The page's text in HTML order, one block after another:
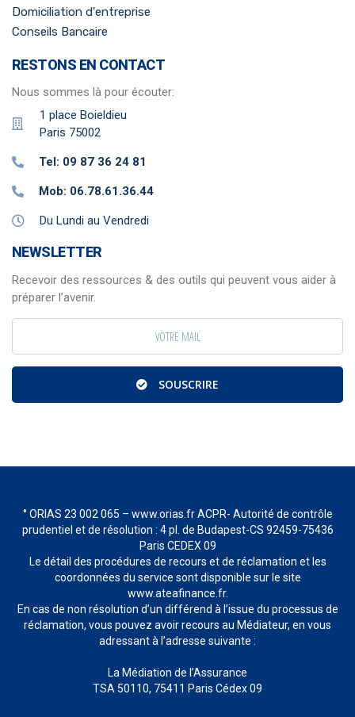
Domiciliation d'entreprise
Conseils Bancaire
RESTONS EN CONTACT
Nous sommes là pour écouter:
1 place Boieldieu
Paris 75002
Tel: 09 87 36 24 81
Mob: 06.78.61.36.44
Du Lundi au Vendredi
NEWSLETTER
Recevoir des ressources & des outils qui peuvent vous aider à
préparer l’avenir.
SOUSCRIRE
° ORIAS 23 002 065 – www.orias.fr ACPR- Autorité de contrôle
prudentiel et de résolution : 4 pl. de Budapest-CS 92459-75436
Paris CEDEX 09
Le détail des procédures de recours et de réclamation et les
coordonnées du service sont disponible sur le site
www.ateafinance.fr.
En cas de non résolution d’un différend à l’issue du processus de
réclamation, vous pouvez avoir recours au Médiateur, en vous
adressant à l’adresse suivante :
La Médiation de l’Assurance
TSA 50110, 75411 Paris Cédex 09